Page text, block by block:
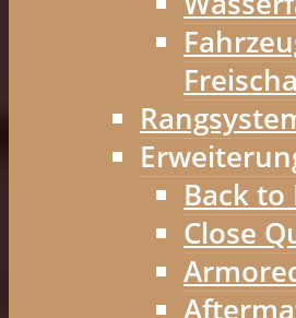
Back to
Close